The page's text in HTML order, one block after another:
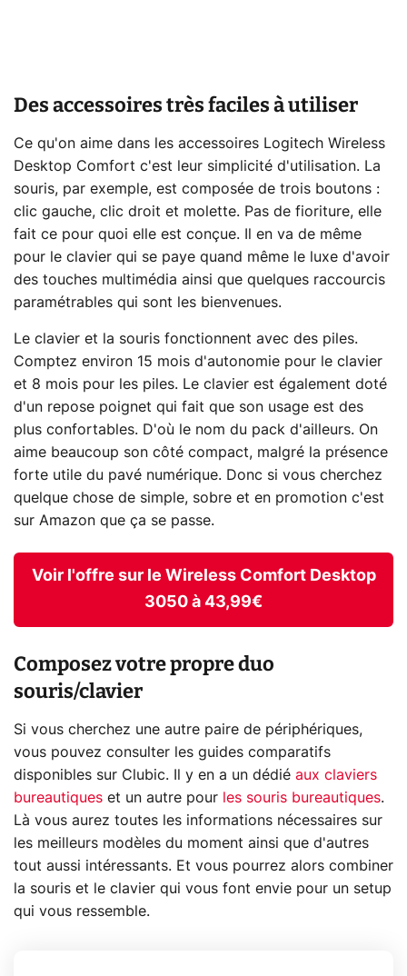
Des accessoires très faciles à utiliser
Ce qu'on aime dans les accessoires Logitech Wireless
Desktop Comfort c'est leur simplicité d'utilisation. La
souris, par exemple, est composée de trois boutons :
clic gauche, clic droit et molette. Pas de fioriture, elle
fait ce pour quoi elle est conçue. Il en va de même
pour le clavier qui se paye quand même le luxe d'avoir
des touches multimédia ainsi que quelques raccourcis
paramétrables qui sont les bienvenues.
Le clavier et la souris fonctionnent avec des piles.
Comptez environ 15 mois d'autonomie pour le clavier
et 8 mois pour les piles. Le clavier est également doté
d'un repose poignet qui fait que son usage est des
plus confortables. D'où le nom du pack d'ailleurs. On
aime beaucoup son côté compact, malgré la présence
forte utile du pavé numérique. Donc si vous cherchez
quelque chose de simple, sobre et en promotion c'est
sur Amazon que ça se passe.
Voir l'offre sur le Wireless Comfort Desktop
3050 à 43,99€
Composez votre propre duo
souris/clavier
Si vous cherchez une autre paire de périphériques,
vous pouvez consulter les guides comparatifs
disponibles sur Clubic. Il y en a un dédié aux claviers
bureautiques et un autre pour les souris bureautiques.
Là vous aurez toutes les informations nécessaires sur
les meilleurs modèles du moment ainsi que d'autres
tout aussi intéressants. Et vous pourrez alors combiner
la souris et le clavier qui vous font envie pour un setup
qui vous ressemble.